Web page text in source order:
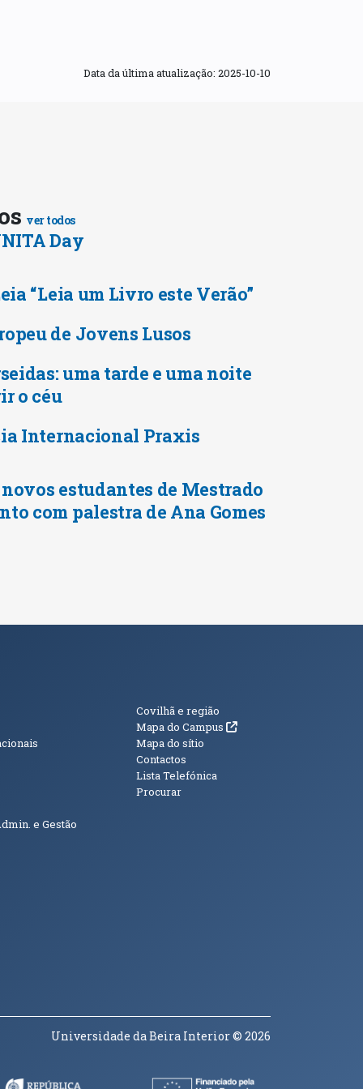
Data da última atualização: 2025-10-10
ver todos
Day
“Leia um Livro este Verão”
de Jovens Lusos
uma tarde e uma noite
o céu
Internacional Praxis
novos estudantes de Mestrado
com palestra de Ana Gomes
e Gestão
Informações
Covilhã e região
Mapa do Campus (abre em nova janela)
Mapa do sítio
Contactos
Lista Telefónica
Procurar
Universidade da Beira Interior© 2026
janela) (abre em nova janela)